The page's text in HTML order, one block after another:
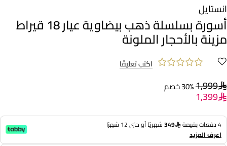
انستايل
أسورة بسلسلة ذهب بيضاوية عيار 18 قيراط
مزينة بالأحجار الملونة
اكتب تعليقًا
1,99930% خصم
1,399
4 دفعات بقيمة 349شهريًا أو حتى 12 شهرًا
اعرف المزيد